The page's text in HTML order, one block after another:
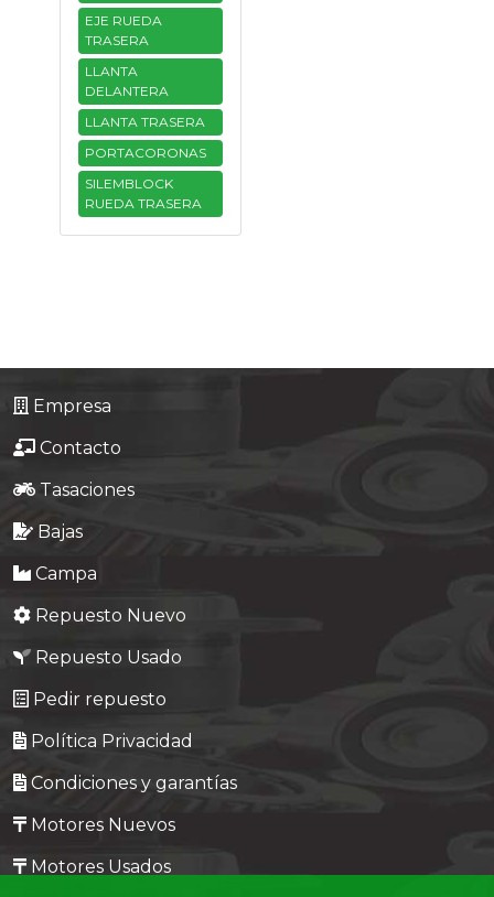
EJE RUEDA
TRASERA
LLANTA
DELANTERA
LLANTA TRASERA
PORTACORONAS
SILEMBLOCK
RUEDA TRASERA
Empresa
Contacto
Tasaciones
Bajas
Campa
Repuesto Nuevo
Repuesto Usado
Pedir repuesto
Política Privacidad
Condiciones y garantías
Motores Nuevos
Motores Usados